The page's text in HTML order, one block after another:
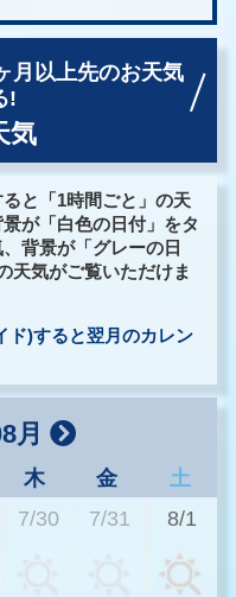
月以上先のお天気
!
気
と「1時間ごと」の天
が「白色の日付」をタ
背景が「グレーの日
天気がご覧いただけま
ド)すると翌月のカレン
月
木 金
土
7/30 7/31 8/1